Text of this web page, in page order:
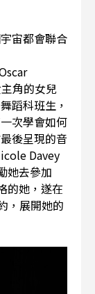
宙都會聯合
角的女兒
蹈科班生，
次學會如何
後呈現的音
Davey
她去參加
的她，遂在
，展開她的